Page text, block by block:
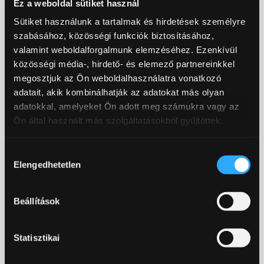
Ez a weboldal sütiket használ
Sütiket használunk a tartalmak és hirdetések személyre
szabásához, közösségi funkciók biztosításához,
valamint weboldalforgalmunk elemzéséhez. Ezenkívül
közösségi média-, hirdető- és elemező partnereinkkel
megosztjuk az Ön weboldalhasználatra vonatkozó
adatait, akik kombinálhatják az adatokat más olyan
adatokkal, amelyeket Ön adott meg számukra vagy az
Ön által használt más szolgáltatásokból gyűjtöttek.
kiválasztása
Elengedhetetlen
Beállítások
Statisztikai
PB products
Termékkategóriák
Akciós termékek, Proficsali, Nash,
Korda, Fox, Omc (31)
Balanced Hookbaits - Kritikusan
Bojli alapanyagok
Bojli Horogpaszta